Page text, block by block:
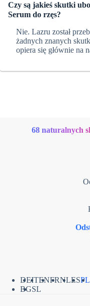
Czy są jakieś skutki
Serum do rzęs?
Nie. Lazru został
żadnych znanych
opiera się głównie na
68 naturalnych
DEITENFRNLESPL
BGSL